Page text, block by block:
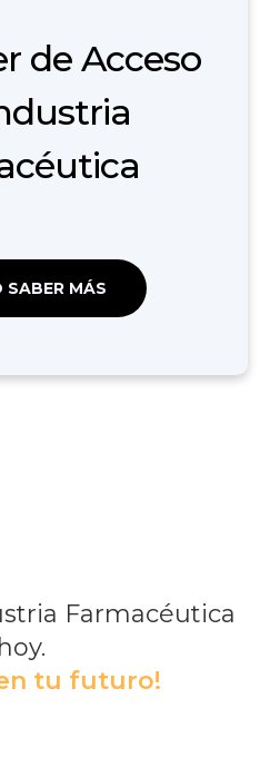
de Acceso
SABER MÁS
Farmacéutica
hoy.
tu futuro!